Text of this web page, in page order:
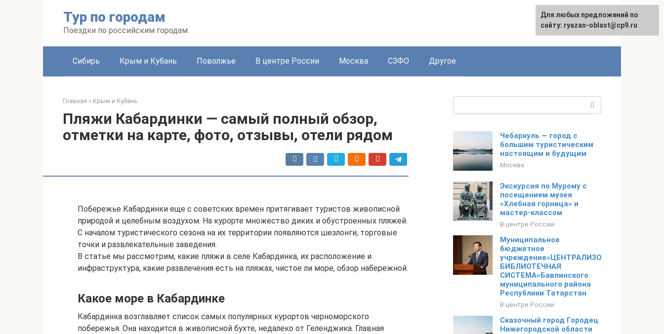
Тур по городам
Поездки по российским городам
Сибирь Крым и Кубань Поволжье В центре России Москва СЗФО Другое
Главная » Крым и Кубань
Пляжи Кабардинки — самый полный обзор,
отметки на карте, фото, отзывы, отели рядом
Побережье Кабардинки еще с советских времен притягивает туристов живописной
природой и целебным воздухом. На курорте множество диких и обустроенных пляжей.
С началом туристического сезона на их территории появляются шезлонги, торговые
точки и развлекательные заведения.
В статье мы рассмотрим, какие пляжи в селе Кабардинка, их расположение и
инфраструктура, какие развлечения есть на пляжах, чистое ли море, обзор набережной.
Какое море в Кабардинке
Кабардинка возглавляет список самых популярных курортов черноморского
побережья. Она находится в живописной бухте, недалеко от Геленджика. Главная
Чебаркуль — город с
большим туристическим
настоящим и будущим
Москва
Экскурсия по Мурому с
посещением музея
«Хлебная горница» и
мастер-классом
В центре России
Муниципальное
бюджетное
учреждение»ЦЕНТРАЛИЗОВАННАЯ
БИБЛИОТЕЧНАЯ
СИСТЕМА»Бавлинского
муниципального района
Республики Татарстан
В центре России
Сказочный город Городец
Нижегородской области
Для любых предложений по
сайту: ryazan-oblast@cp9.ru